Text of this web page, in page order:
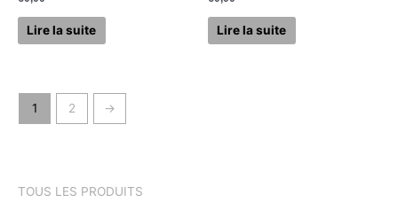
Lire la suite Lire la suite
1 2 →
TOUS LES PRODUITS